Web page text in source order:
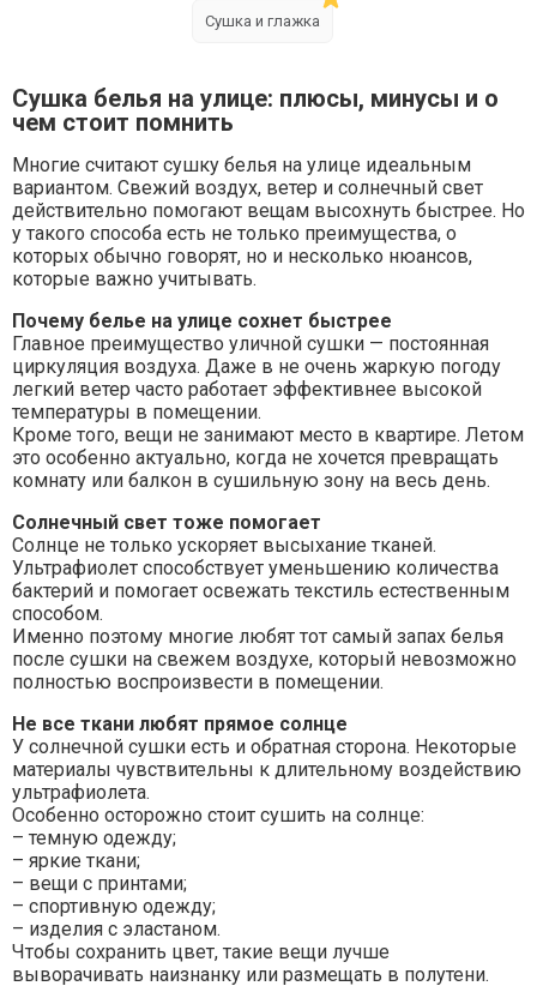
Сушка белья на улице: плюсы, минусы и о
чем стоит помнить
Многие считают сушку белья на улице идеальным
вариантом. Свежий воздух, ветер и солнечный свет
действительно помогают вещам высохнуть быстрее. Но
у такого способа есть не только преимущества, о
которых обычно говорят, но и несколько нюансов,
которые важно учитывать.
Почему белье на улице сохнет быстрее
Главное преимущество уличной сушки — постоянная
циркуляция воздуха. Даже в не очень жаркую погоду
легкий ветер часто работает эффективнее высокой
температуры в помещении.
Кроме того, вещи не занимают место в квартире. Летом
это особенно актуально, когда не хочется превращать
комнату или балкон в сушильную зону на весь день.
Солнечный свет тоже помогает
Солнце не только ускоряет высыхание тканей.
Ультрафиолет способствует уменьшению количества
бактерий и помогает освежать текстиль естественным
способом.
Именно поэтому многие любят тот самый запах белья
после сушки на свежем воздухе, который невозможно
полностью воспроизвести в помещении.
Не все ткани любят прямое солнце
У солнечной сушки есть и обратная сторона. Некоторые
материалы чувствительны к длительному воздействию
ультрафиолета.
Особенно осторожно стоит сушить на солнце:
– темную одежду;
– яркие ткани;
– вещи с принтами;
– спортивную одежду;
– изделия с эластаном.
Чтобы сохранить цвет, такие вещи лучше
выворачивать наизнанку или размещать в полутени.
Сушка и глажка